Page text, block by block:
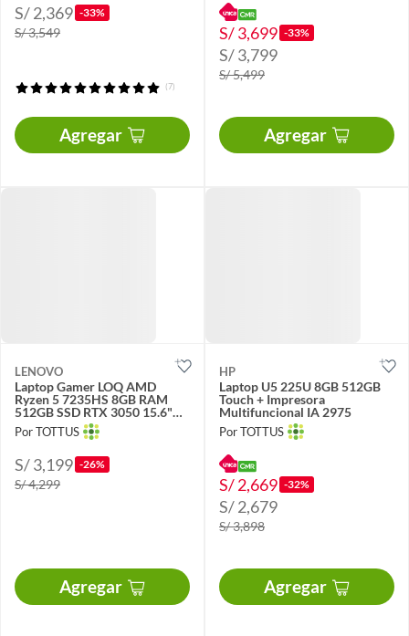
S/ 2,369 -33%
S/ 3,549
(7)
Agregar
S/ 3,699 -33%
S/ 3,799
S/ 5,499
Agregar
LENOVO
Laptop Gamer LOQ AMD
Ryzen 5 7235HS 8GB RAM
512GB SSD RTX 3050 15.6"
FHD 144 Hz
Por TOTTUS
S/ 3,199 -26%
S/ 4,299
Agregar
HP
Laptop U5 225U 8GB 512GB
Touch + Impresora
Multifuncional IA 2975
Por TOTTUS
S/ 2,669 -32%
S/ 2,679
S/ 3,898
Agregar